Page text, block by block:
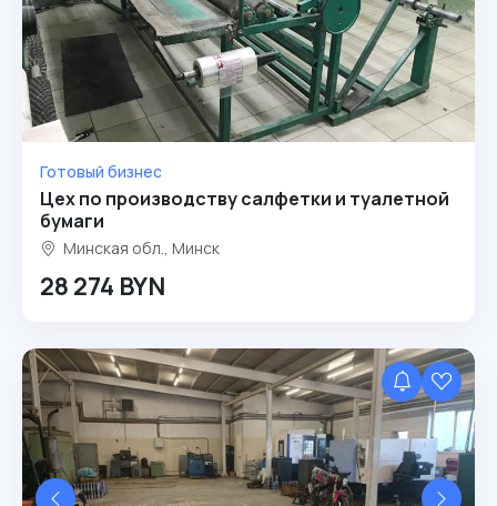
Готовый бизнес
Цех по производству салфетки и туалетной
бумаги
Минская обл., Минск
28 274 BYN